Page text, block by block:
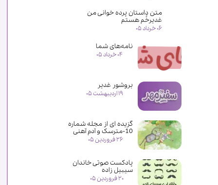
متن داستان پرده خوانی من
غدیرخُم هستم
۰۶ خرداد ۰۵
نامه‌های شما
۰۴ خرداد ۰۵
بروشور غدیر
۱۹ اردیبهشت ۰۵
گزیده ای از مجله شماره
10-مترسک و آدم آهنی
۲۶ فروردین ۰۵
پادکست صوتی خاندان
سیبیل زاده
۲۰ فروردین ۰۵